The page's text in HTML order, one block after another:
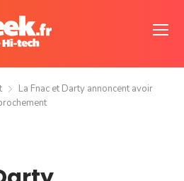
La Fnac et Darty annoncent avoir